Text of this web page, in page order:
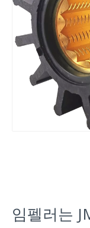
임펠러는